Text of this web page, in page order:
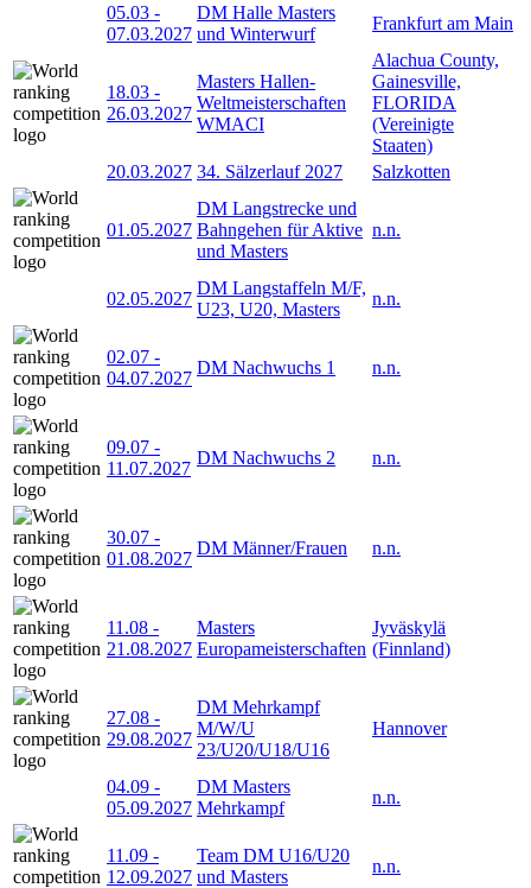
05.03 -
07.03.2027
DM Halle Masters
und Winterwurf
Frankfurt am Main
18.03 -
26.03.2027
Masters Hallen-
Weltmeisterschaften
WMACI
Alachua County,
Gainesville,
FLORIDA
(Vereinigte
Staaten)
20.03.2027 34. Sälzerlauf 2027 Salzkotten
01.05.2027
DM Langstrecke und
Bahngehen für Aktive
und Masters
n.n.
02.05.2027
DM Langstaffeln M/F,
U23, U20, Masters
n.n.
02.07 -
04.07.2027
DM Nachwuchs 1 n.n.
09.07 -
11.07.2027
DM Nachwuchs 2 n.n.
30.07 -
01.08.2027
DM Männer/Frauen n.n.
11.08 -
21.08.2027
Masters
Europameisterschaften
Jyväskylä
(Finnland)
27.08 -
29.08.2027
DM Mehrkampf
M/W/U
23/U20/U18/U16
Hannover
04.09 -
05.09.2027
DM Masters
Mehrkampf
n.n.
11.09 -
12.09.2027
Team DM U16/U20
und Masters
n.n.